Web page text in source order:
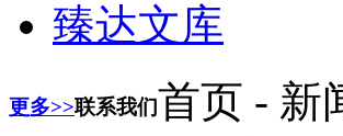
臻达文库
更多>>联系我们首页 - 新